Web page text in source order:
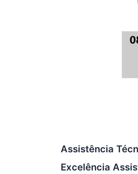
Assistência
Excelência